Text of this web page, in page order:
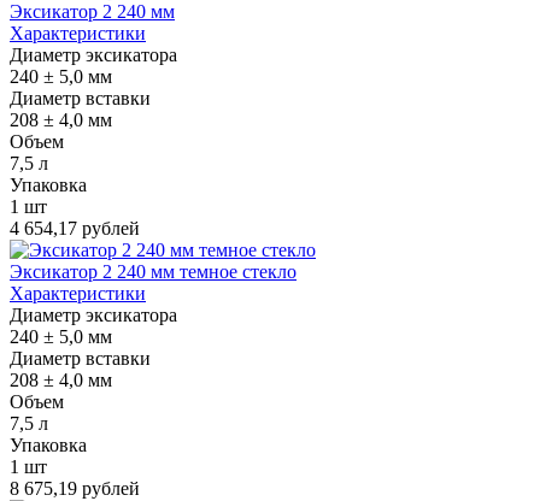
Эксикатор 2 240 мм
Характеристики
Диаметр эксикатора
240 ± 5,0 мм
Диаметр вставки
208 ± 4,0 мм
Объем
7,5 л
Упаковка
1 шт
4 654,17 рублей
Эксикатор 2 240 мм темное стекло
Характеристики
Диаметр эксикатора
240 ± 5,0 мм
Диаметр вставки
208 ± 4,0 мм
Объем
7,5 л
Упаковка
1 шт
8 675,19 рублей